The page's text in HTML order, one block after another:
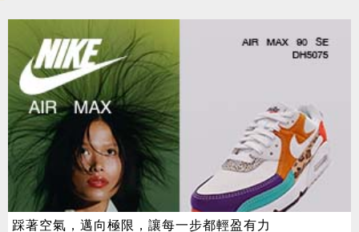
踩著空氣，邁向極限，讓每一步都輕盈有力